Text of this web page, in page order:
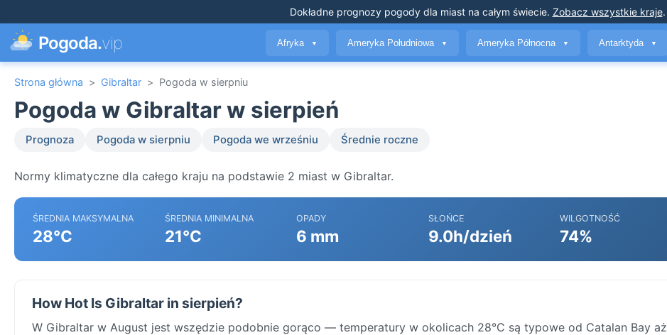
Dokładne prognozy pogodydla miast na całym świecie. Zobacz wszystkie kraje.
Pogoda.vip Afryka ▼ Ameryka Południowa ▼ Ameryka Północna ▼ Antarktyda ▼
Strona główna > Gibraltar > Pogoda w sierpniu
Pogoda w Gibraltar w sierpień
Prognoza Pogoda w sierpniu Pogoda we wrześniu Średnie roczne
Normy klimatyczne dla całego kraju na podstawie 2 miast w Gibraltar.
ŚREDNIA MAKSYMALNA
28°C
ŚREDNIA MINIMALNA
21°C
OPADY
6 mm
SŁOŃCE
9.0h/dzień
WILGOTNOŚĆ
74%
How Hot Is Gibraltar in sierpień?
W Gibraltar w August jest wszędzie podobnie gorąco — temperatury w okolicach 28°C są typowe od Catalan Bay aż